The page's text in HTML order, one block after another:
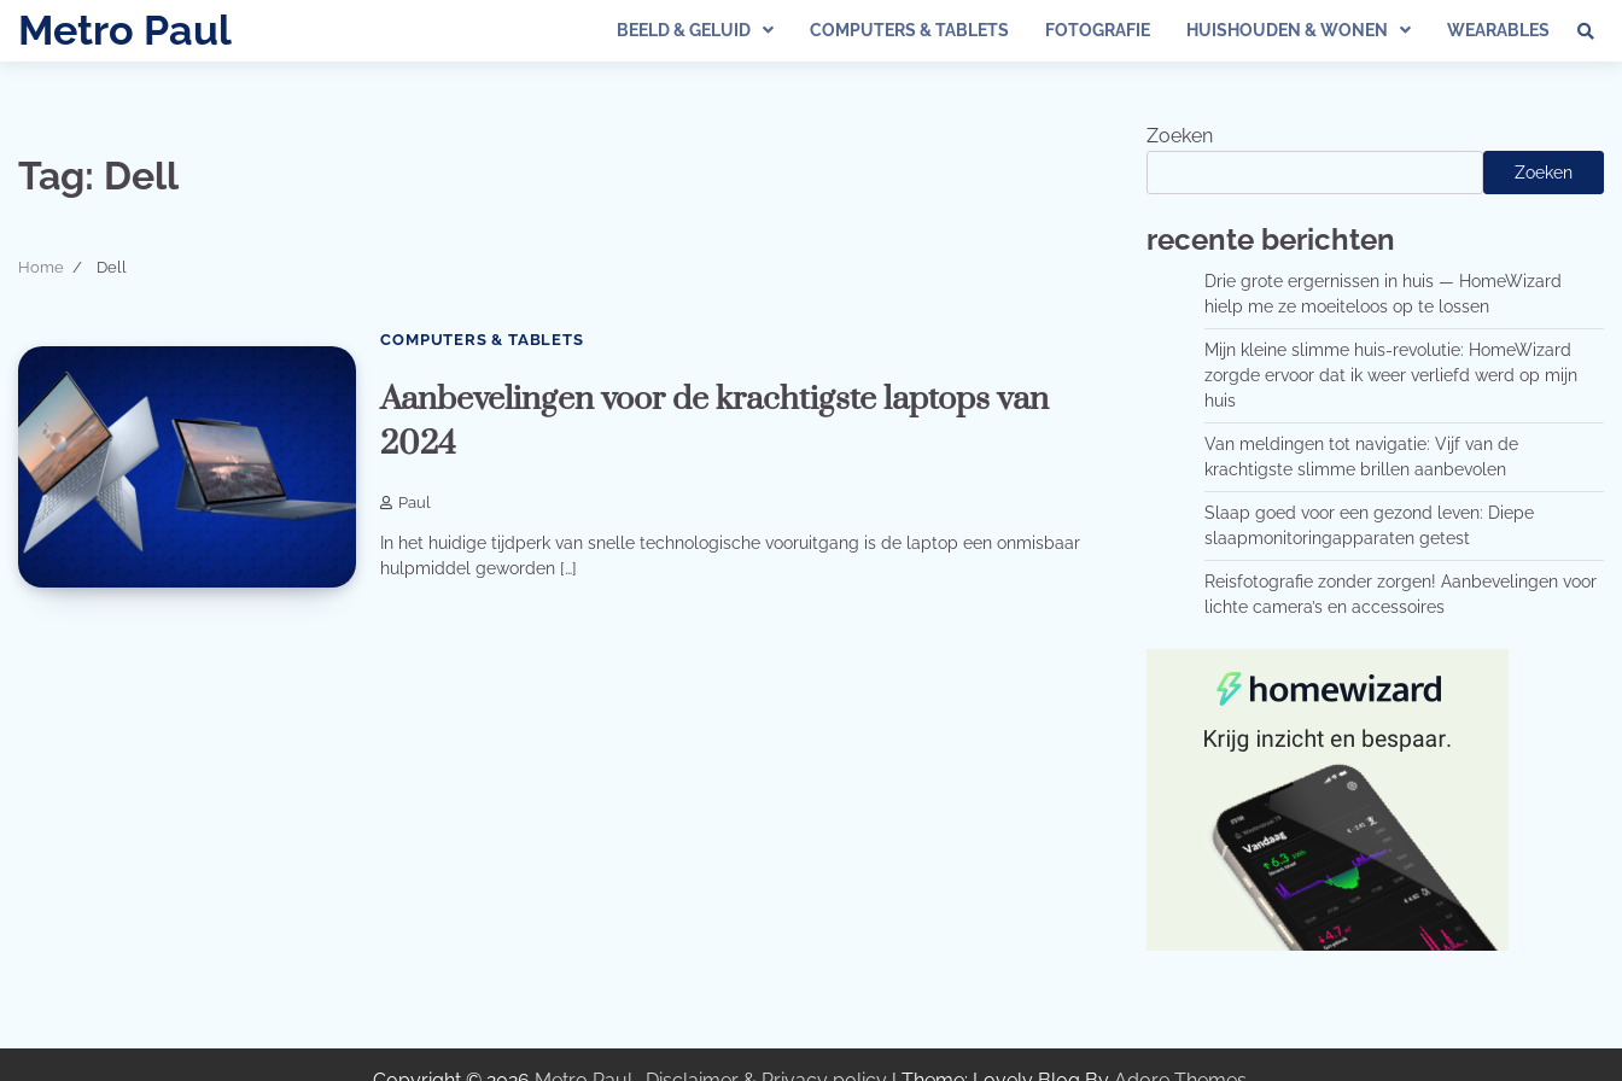
SkipMetro Paul BEELD & GELUID COMPUTERS & TABLETS FOTOGRAFIE HUISHOUDEN & WONEN WEARABLES
Tag: Dell
Home Dell
COMPUTERS & TABLETS
Aanbevelingen voor de krachtigste laptops van
2024
Paul
In het huidige tijdperk van snelle technologische vooruitgang is de laptop een onmisbaar
hulpmiddel geworden […]
Zoeken
Zoeken
recente berichten
Drie grote ergernissen in huis — HomeWizard
hielp me ze moeiteloos op te lossen
Mijn kleine slimme huis-revolutie: HomeWizard
zorgde ervoor dat ik weer verliefd werd op mijn
huis
Van meldingen tot navigatie: Vijf van de
krachtigste slimme brillen aanbevolen
Slaap goed voor een gezond leven: Diepe
slaapmonitoringapparaten getest
Reisfotografie zonder zorgen! Aanbevelingen voor
lichte camera’s en accessoires